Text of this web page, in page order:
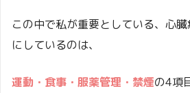
この中で私が重要としている、心
にしているのは、
運動・食事・服薬管理・禁煙の4項